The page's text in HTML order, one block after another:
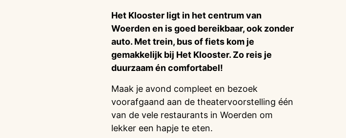
Het Klooster ligt in het centrum van
Woerden en is goed bereikbaar, ook zonder
auto. Met trein, bus of fiets kom je
gemakkelijk bij Het Klooster. Zo reis je
duurzaam én comfortabel!
Maak je avond compleet en bezoek
voorafgaand aan de theatervoorstelling één
van de vele restaurants in Woerden om
lekker een hapje te eten.